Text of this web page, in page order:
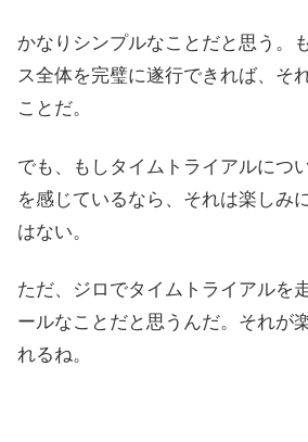
かなりシンプルなことだと思う。
ス全体を完璧に遂行できれば、そ
ことだ。
でも、もしタイムトライアルにつ
を感じているなら、それは楽しみ
はない。
ただ、ジロでタイムトライアルを
ールなことだと思うんだ。それが
れるね。